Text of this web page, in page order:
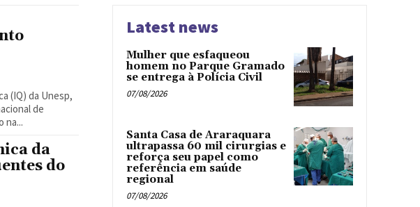
(IQ) da Unesp,
de
na...
da
do
Latest news
Mulher que esfaqueou
homem no Parque Gramado
se entrega à Polícia Civil
07/08/2026
Santa Casa de Araraquara
ultrapassa 60 mil cirurgias e
reforça seu papel como
referência em saúde
regional
07/08/2026